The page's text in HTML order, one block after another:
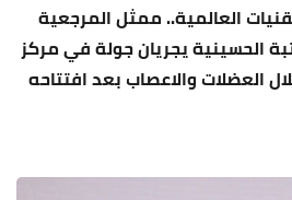
العالمية.. ممثل المرجعية
الحسينية يجريان جولة في مركز
العضلات والاعصاب بعد افتتاحه